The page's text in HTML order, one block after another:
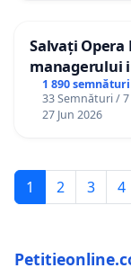
Salvați Opera
managerului
1 890 semnături
33 Semnături / 7
27 Jun 2026
1 2 3 4